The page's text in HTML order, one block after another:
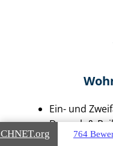
Ein- und
Doppel- &
.org 764